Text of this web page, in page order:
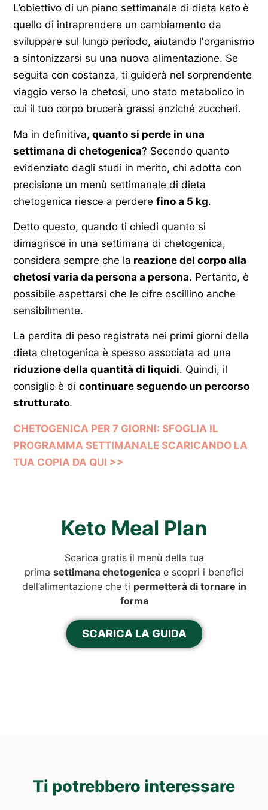
L’obiettivo di un piano settimanale di dieta keto è
quello di intraprendere un cambiamento da
sviluppare sul lungo periodo, aiutando l'organismo
a sintonizzarsi su una nuova alimentazione. Se
seguita con costanza, ti guiderà nel sorprendente
viaggio verso la chetosi, uno stato metabolico in
cui il tuo corpo brucerà grassi anziché zuccheri.
Ma in definitiva, quanto si perde in una
settimana di chetogenica? Secondo quanto
evidenziato dagli studi in merito, chi adotta con
precisione un menù settimanale di dieta
chetogenica riesce a perdere fino a 5 kg.
Detto questo, quando ti chiedi quanto si
dimagrisce in una settimana di chetogenica,
considera sempre che la reazione del corpo alla
chetosi varia da persona a persona. Pertanto, è
possibile aspettarsi che le cifre oscillino anche
sensibilmente.
La perdita di peso registrata nei primi giorni della
dieta chetogenica è spesso associata ad una
riduzione della quantità di liquidi. Quindi, il
consiglio è di continuare seguendo un percorso
strutturato.
CHETOGENICA PER 7 GIORNI: SFOGLIA IL
PROGRAMMA SETTIMANALE SCARICANDO LA
TUA COPIA DA QUI >>
Keto Meal Plan
Scarica gratis il menù della tua
prima settimana chetogenicae scopri i benefici
dell’alimentazione che ti permetterà di tornare in
forma
SCARICA LA GUIDA
Ti potrebbero interessare